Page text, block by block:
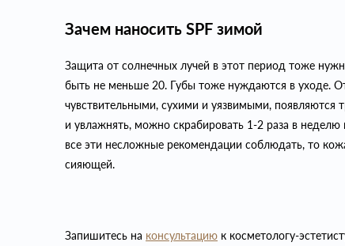
Зачем наносить SPF зимой
Защита от солнечных лучей в этот период тоже
быть не меньше 20. Губы тоже нуждаются в уходе.
чувствительными, сухими и уязвимыми, появляются
и увлажнять, можно скрабировать 1-2 раза в
все эти несложные рекомендации соблюдать, то
сияющей.
Запишитесь на консультацию к косметологу-